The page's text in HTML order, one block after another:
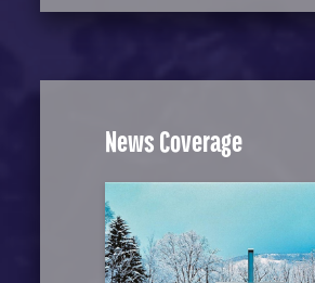
News Coverage